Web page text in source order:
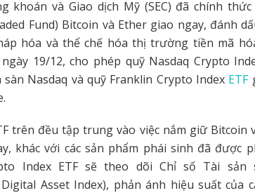
khoán và Giao dịch Mỹ (SEC) đã chính
Fund) Bitcoin và Ether giao ngay, đánh
hóa và thể chế hóa thị trường tiền mã
19/12, cho phép quỹ Nasdaq Crypto
Nasdaq và quỹ Franklin Crypto Index ETF
trên đều tập trung vào việc nắm giữ Bitcoin
khác với các sản phẩm phái sinh đã được
Index ETF sẽ theo dõi Chỉ số Tài
Asset Index), phản ánh hiệu suất của